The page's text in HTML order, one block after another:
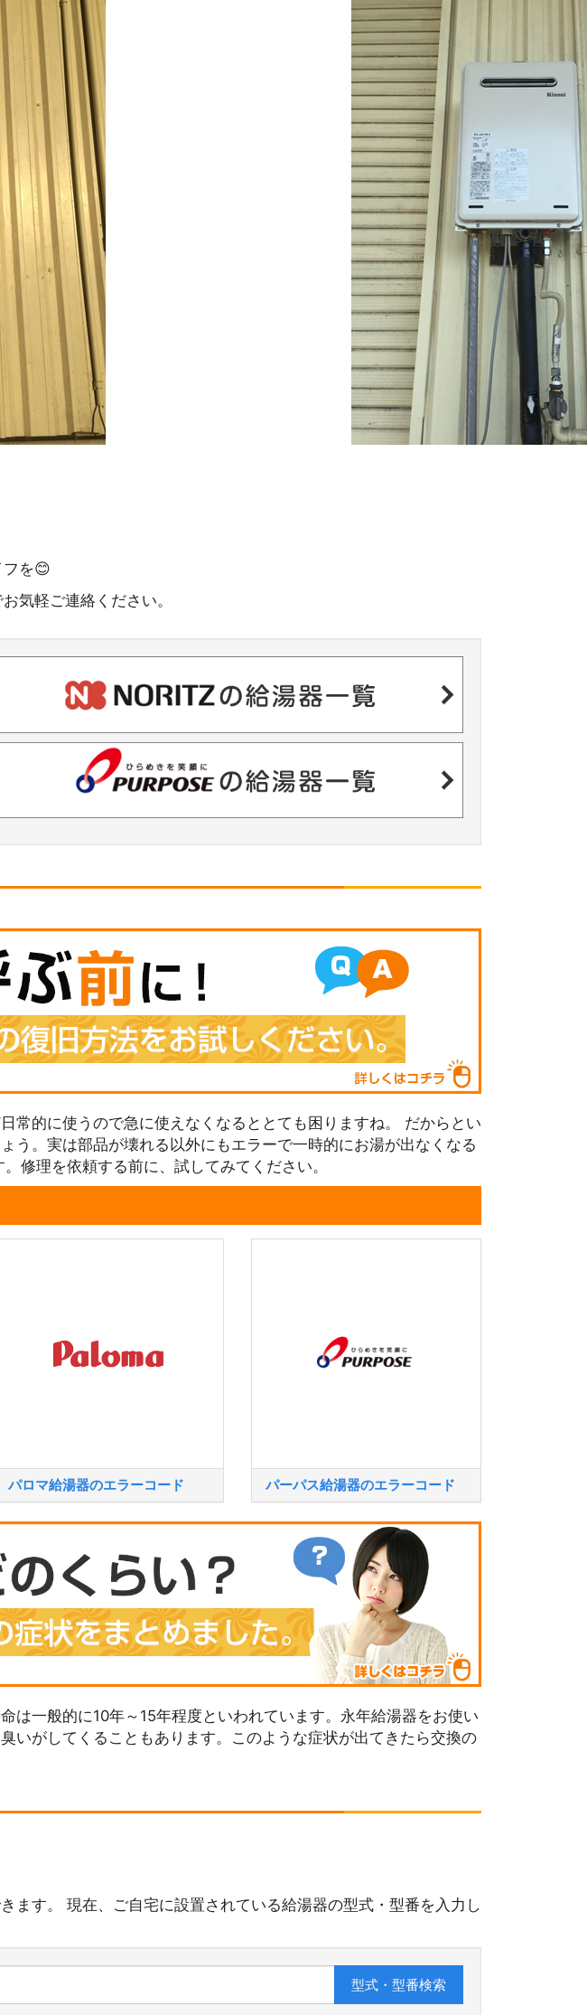
を😊
気軽ご連絡ください。
常的に使うので急に使えなくなるととても困りますね。 だからとい
う。実は部品が壊れる以外にもエラーで一時的にお湯が出なくなる
修理を依頼する前に、試してみてください。
パロマ給湯器のエラーコード パーパス給湯器のエラーコード
は一般的に10年～15年程度といわれています。永年給湯器をお使い
いがしてくることもあります。このような症状が出てきたら交換の
ます。 現在、ご自宅に設置されている給湯器の型式・型番を入力し
型式・型番検索